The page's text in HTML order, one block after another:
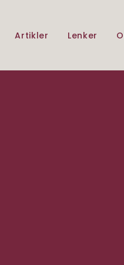
Artikler Lenker